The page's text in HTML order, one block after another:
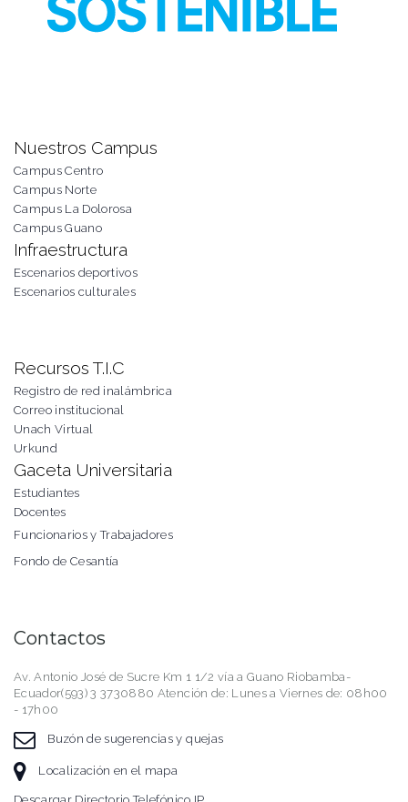
Nuestros Campus
Campus Centro
Campus Norte
Campus La Dolorosa
Campus Guano
Infraestructura
Escenarios deportivos
Escenarios culturales
Recursos T.I.C
Registro de red inalámbrica
Correo institucional
Unach Virtual
Urkund
Gaceta Universitaria
Estudiantes
Docentes
Funcionarios y Trabajadores
Fondo de Cesantía
Contactos
Av. Antonio José de Sucre Km 1 1/2 vía a Guano Riobamba-
Ecuador(593) 3 3730880 Atención de: Lunes a Viernes de: 08h00
- 17h00
Buzón de sugerencias y quejas
Localización en el mapa
Descargar Directorio Telefónico IP